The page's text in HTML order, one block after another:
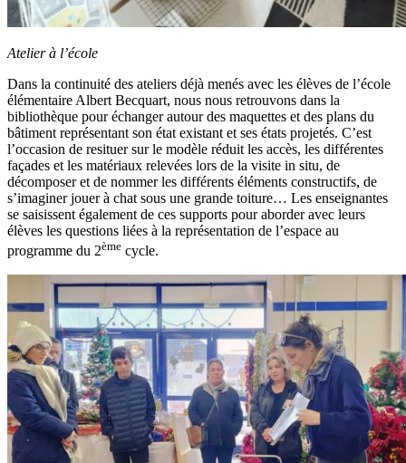
Atelier à l’école
Dans la continuité des ateliers déjà menés avec les élèves de l’école
élémentaire Albert Becquart, nous nous retrouvons dans la
bibliothèque pour échanger autour des maquettes et des plans du
bâtiment représentant son état existant et ses états projetés. C’est
l’occasion de resituer sur le modèle réduit les accès, les différentes
façades et les matériaux relevées lors de la visite in situ, de
décomposer et de nommer les différents éléments constructifs, de
s’imaginer jouer à chat sous une grande toiture… Les enseignantes
se saisissent également de ces supports pour aborder avec leurs
élèves les questions liées à la représentation de l’espace au
programme du 2ème cycle.